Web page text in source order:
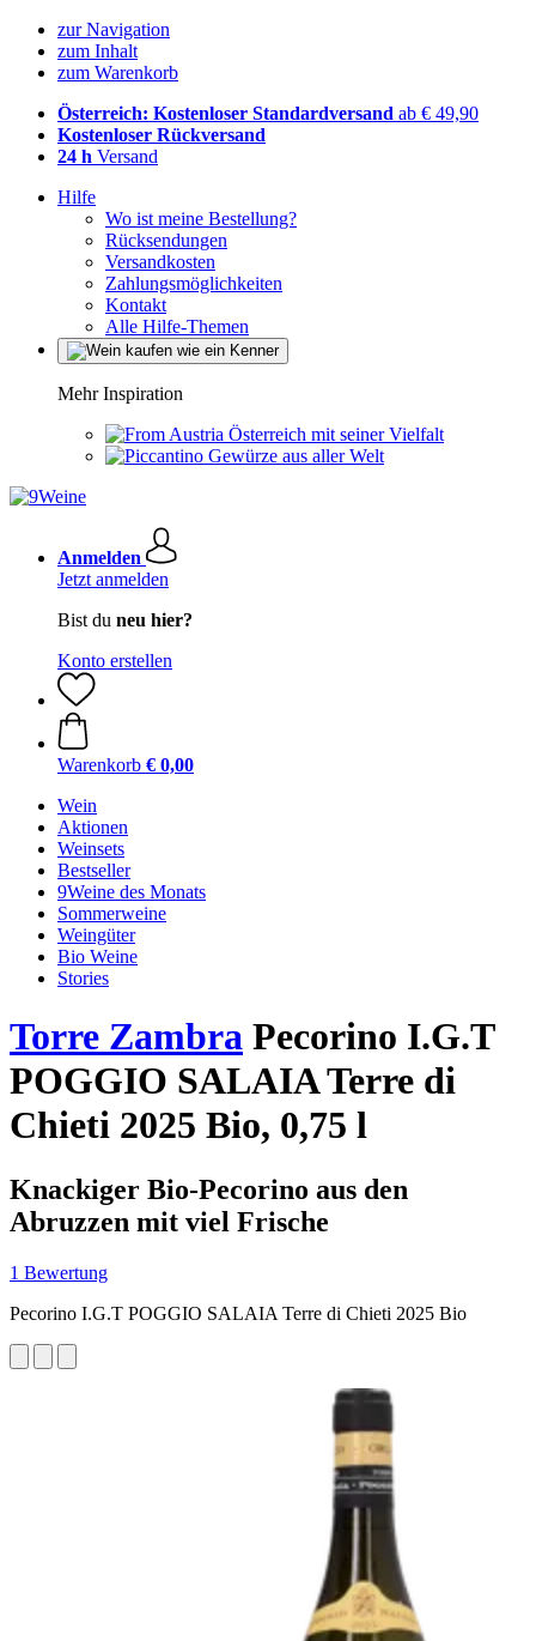
zur Navigation
zum Inhalt
zum Warenkorb
Österreich: Kostenloser Standardversand ab € 49,90
Kostenloser Rückversand
24 h Versand
Hilfe
Wo ist meine Bestellung?
Rücksendungen
Versandkosten
Zahlungsmöglichkeiten
Kontakt
Alle Hilfe-Themen
Mehr Inspiration
Österreich mit seiner Vielfalt
Gewürze aus aller Welt
Anmelden
Jetzt anmelden
Bist du neu hier?
Konto erstellen
Warenkorb € 0,00
Wein
Aktionen
Weinsets
Bestseller
9Weine des Monats
Sommerweine
Weingüter
Bio Weine
Stories
Torre Zambra Pecorino I.G.T
POGGIO SALAIA Terre di
Chieti 2025 Bio, 0,75 l
Knackiger Bio-Pecorino aus den
Abruzzen mit viel Frische
1 Bewertung
Pecorino I.G.T POGGIO SALAIA Terre di Chieti 2025 Bio